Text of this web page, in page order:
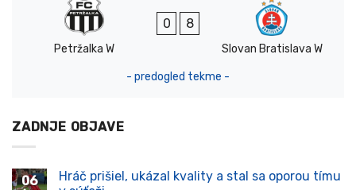
Petržalka W
0 8
Slovan Bratislava W
- predogled tekme -
ZADNJE OBJAVE
06
Hráč prišiel, ukázal kvality a stal sa oporou tímu